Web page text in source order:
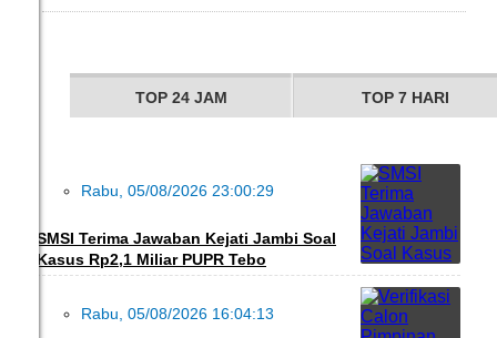
TOP 24 JAM TOP 7 HARI
DAERAH
Rabu, 05/08/2026 23:00:29
SMSI Terima Jawaban Kejati Jambi Soal
Kasus Rp2,1 Miliar PUPR Tebo
DAERAH
Rabu, 05/08/2026 16:04:13